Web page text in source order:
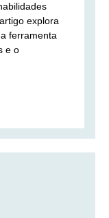
explora
ferramenta
e o